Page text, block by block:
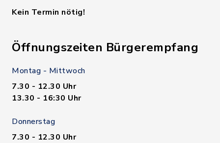
Kein Termin nötig!
Öffnungszeiten Bürgerempfang
Montag - Mittwoch
7.30 - 12.30 Uhr
13.30 - 16:30 Uhr
Donnerstag
7.30 - 12.30 Uhr